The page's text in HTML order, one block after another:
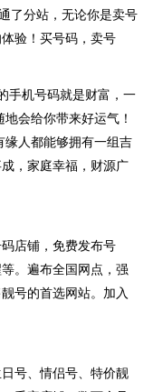
了分站，无论你是卖号
验！买号码，卖号
手机号码就是财富，一
会给你带来好运气！
缘人都能够拥有一组吉
，家庭幸福，财源广
店铺，免费发布号
。遍布全国网点，强
号的首选网站。加入
号、情侣号、特价靓